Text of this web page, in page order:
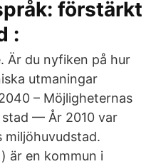
förstärkt
:
Är du nyfiken på hur
utmaningar
– Möjligheternas
stad — År 2010 var
miljöhuvudstad.
är en kommun i